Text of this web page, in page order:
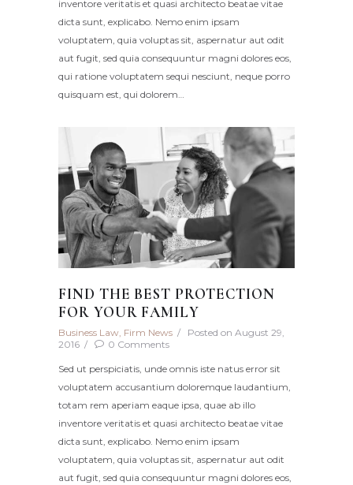
inventore veritatis et quasi architecto beatae vitae
dicta sunt, explicabo. Nemo enim ipsam
voluptatem, quia voluptas sit, aspernatur aut odit
aut fugit, sed quia consequuntur magni dolores eos,
qui ratione voluptatem sequi nesciunt, neque porro
quisquam est, qui dolorem…
FIND THE BEST PROTECTION
FOR YOUR FAMILY
Business Law Firm News Posted on August 29,
2016
0 Comments
Sed ut perspiciatis, unde omnis iste natus error sit
voluptatem accusantium doloremque laudantium,
totam rem aperiam eaque ipsa, quae ab illo
inventore veritatis et quasi architecto beatae vitae
dicta sunt, explicabo. Nemo enim ipsam
voluptatem, quia voluptas sit, aspernatur aut odit
aut fugit, sed quia consequuntur magni dolores eos,